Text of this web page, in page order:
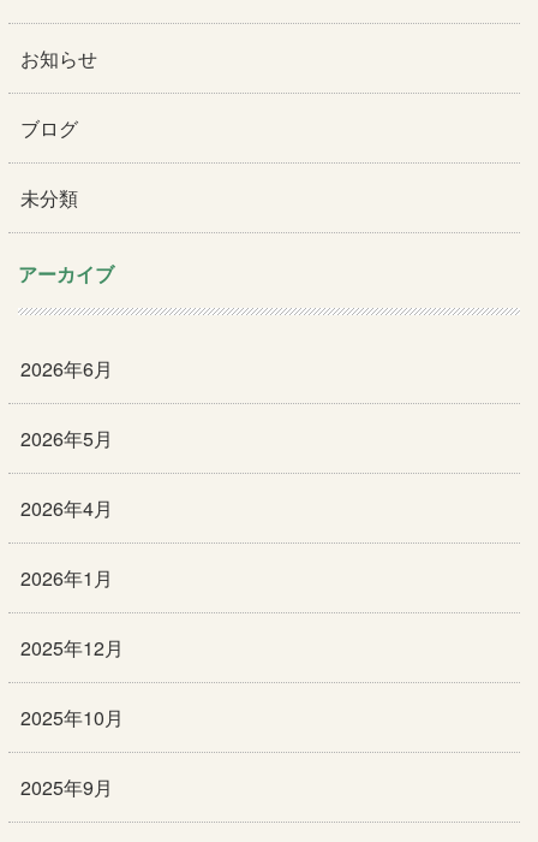
お知らせ
ブログ
未分類
アーカイブ
2026年6月
2026年5月
2026年4月
2026年1月
2025年12月
2025年10月
2025年9月